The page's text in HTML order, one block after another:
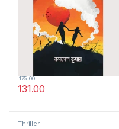
131.00
175.00
Thriller